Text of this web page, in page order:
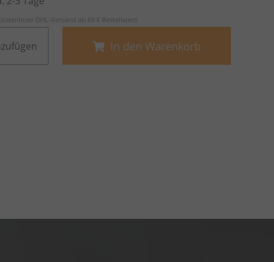
DHL-Versand ab 69 € Bestellwert!
In den Warenkorb